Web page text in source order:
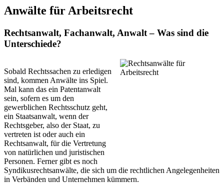
Anwälte für Arbeitsrecht
Rechtsanwalt, Fachanwalt, Anwalt – Was sind die
Unterschiede?
Sobald Rechtssachen zu erledigen
sind, kommen Anwälte ins Spiel.
Mal kann das ein Patentanwalt
sein, sofern es um den
gewerblichen Rechtsschutz geht,
ein Staatsanwalt, wenn der
Rechtsgeber, also der Staat, zu
vertreten ist oder auch ein
Rechtsanwalt, für die Vertretung
von natürlichen und juristischen
Personen. Ferner gibt es noch
Syndikusrechtsanwälte, die sich um die rechtlichen Angelegenheiten
in Verbänden und Unternehmen kümmern.